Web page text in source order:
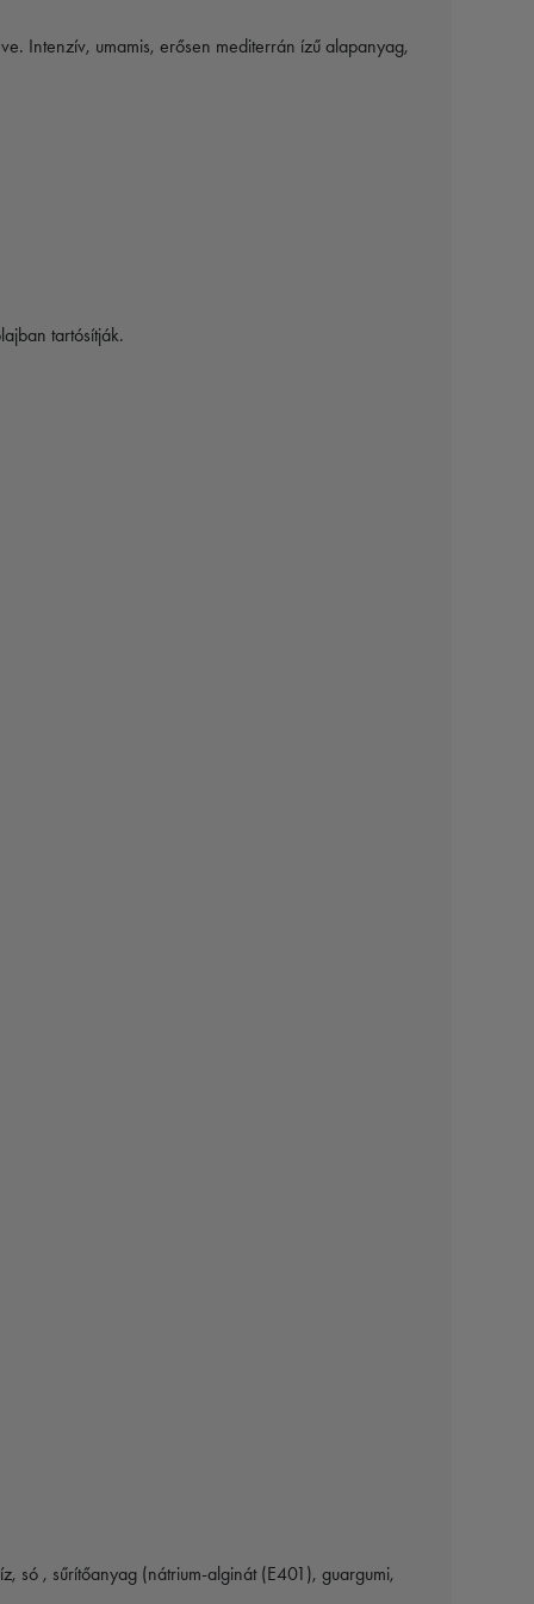
Intenzív, umamis, erősen mediterrán ízű alapanyag,
tartósítják.
só , sűrítőanyag (nátrium-alginát (E401), guargumi,